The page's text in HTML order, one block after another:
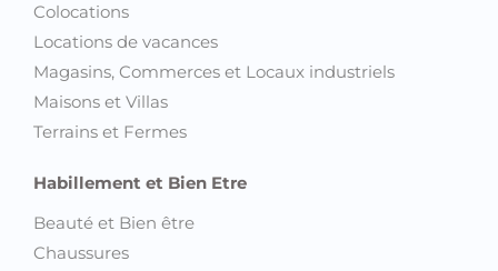
Colocations
Locations de vacances
Magasins, Commerces et Locaux industriels
Maisons et Villas
Terrains et Fermes
Habillement et Bien Etre
Beauté et Bien être
Chaussures